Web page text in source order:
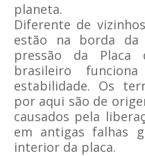
planeta.
Diferente de
estão na borda
pressão da
brasileiro
estabilidade. Os
por aqui são de
causados pela
em antigas falhas
interior da placa.